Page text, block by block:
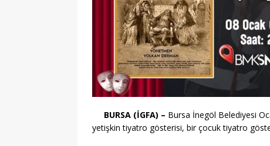
BURSA (İGFA) – Bursa İnegöl Belediyesi
yetişkin tiyatro gösterisi, bir çocuk tiyatro